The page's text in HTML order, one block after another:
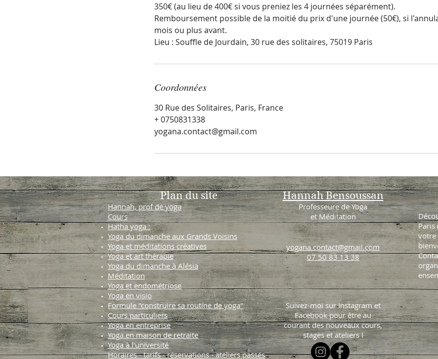
350€ (au lieu de 400€ si vous preniez les 4 journées séparément).
Remboursement possible de la moitié du prix d'une journée (50€), si
mois ou plus avant.
Lieu : Souffle de Jourdain, 30 rue des solitaires, 75019 Paris
Coordonnées
30 Rue des Solitaires, Paris, France
+ 0750831338
yogana.contact@gmail.com
Hannah Bensoussan
Professeure de Yoga
et Méditation
yogana.contact@gmail.com
07 50 83 13 38
Plan du site
Hannah, prof de yoga
Cours
Hatha yoga :
Yoga du dimanche aux Grands Voisins
Yoga et méditations créatives
Yoga et art thérapie
Yoga du dimanche à Alésia
Méditation
Yoga et endométriose
Yoga en visio
Formule "construire sa routine de yoga"
Cours particuliers
Yoga en entreprise
Yoga en maison de retraite
Yoga à l'université
Horaires - tarifs - réservations - ateliers passés
Suivez-moi sur Instagram et
Facebook pour être au
courant des nouveaux cours,
stages et ateliers !
Paris
votre